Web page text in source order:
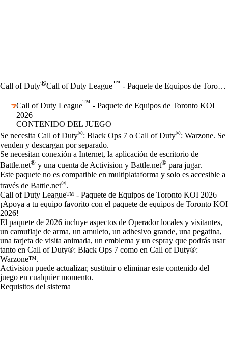
Call of Duty®Call of Duty League™ - Paquete de Equipos de Toronto KOI 2026
Call of Duty League™ - Paquete de Equipos de Toronto KOI
2026
CONTENIDO DEL JUEGO
Precio
Available actions
Se necesita Call of Duty®: Black Ops 7 o Call of Duty®: Warzone. Se
venden y descargan por separado.
Se necesitan conexión a Internet, la aplicación de escritorio de
Battle.net® y una cuenta de Activision y Battle.net® para jugar.
Este paquete no es compatible en multiplataforma y solo es accesible a
través de Battle.net®.
Call of Duty League™ - Paquete de Equipos de Toronto KOI 2026
¡Apoya a tu equipo favorito con el paquete de equipos de Toronto KOI
2026!
El paquete de 2026 incluye aspectos de Operador locales y visitantes,
un camuflaje de arma, un amuleto, un adhesivo grande, una pegatina,
una tarjeta de visita animada, un emblema y un espray que podrás usar
tanto en Call of Duty®: Black Ops 7 como en Call of Duty®:
Warzone™.
Activision puede actualizar, sustituir o eliminar este contenido del
juego en cualquier momento.
Requisitos del sistema